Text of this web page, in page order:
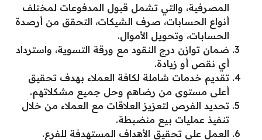
المصرفية، والتي تشمل قبول المدفوعات لمختلف
أنواع الحسابات، صرف الشيكات، التحقق من أرصدة
الحسابات، وتحويل الأموال.
ضمان توازن درج النقود مع ورقة التسوية، واسترداد
أي نقص أو زيادة.
تقديم خدمات شاملة لكافة العملاء بهدف تحقيق
أعلى مستوى من رضاهم وحل جميع مشكلاتهم.
تحديد الفرص لتعزيز العلاقات مع العملاء من خلال
تنفيذ عمليات بيع منضبطة.
العمل على تحقيق الأهداف المستهدفة للفرع.